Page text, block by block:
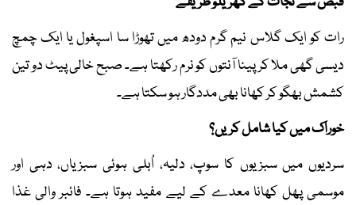
رات کو ایک گلاس نیم گرم دودھ میں تھوڑا سا اسپغول یا ایک چمچ
دیسی گھی ملا کر پینا آنتوں کو نرم رکھتا ہے۔ صبح خالی پیٹ دو تین
کشمش بھگو کر کھانا بھی مددگار ہو سکتا ہے۔
خوراک میں کیا شامل کریں؟
سردیوں میں سبزیوں کا سوپ، دلیہ، اُبلی ہوئی سبزیاں، دہی اور
موسمی پھل کھانا معدے کے لیے مفید ہوتا ہے۔ فائبر والی غذا